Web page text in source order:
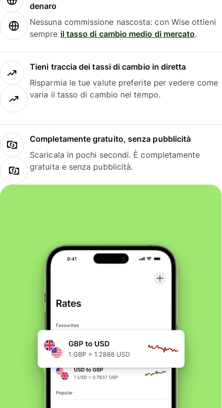
denaro
Nessuna commissione nascosta: con Wise ottieni
sempre il tasso di cambio medio di mercato.
Tieni traccia dei tassi di cambio in diretta
Risparmia le tue valute preferite per vedere come
varia il tasso di cambio nel tempo.
Completamente gratuito, senza pubblicità
Scaricala in pochi secondi. È completamente
gratuita e senza pubblicità.